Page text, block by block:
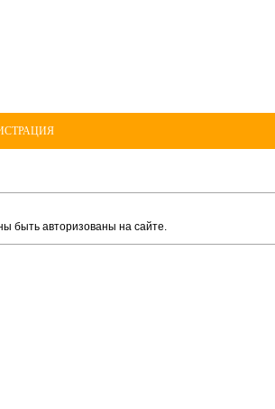
быть авторизованы на сайте.